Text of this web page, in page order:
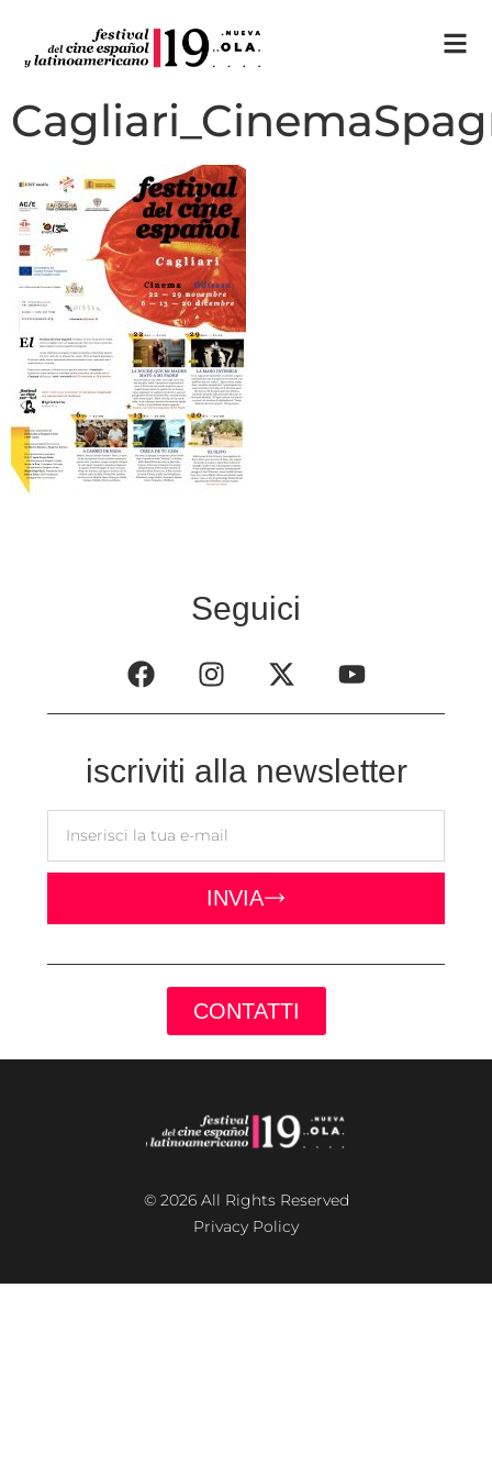
Seguici
iscriviti alla newsletter
INVIA
CONTATTI
© 2026 All Rights Reserved
Privacy Policy